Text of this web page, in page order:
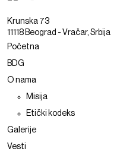
Krunska 73
11118 Beograd - Vračar, Srbija
Početna
BDG
O nama
Misija
Etički kodeks
Galerije
Vesti